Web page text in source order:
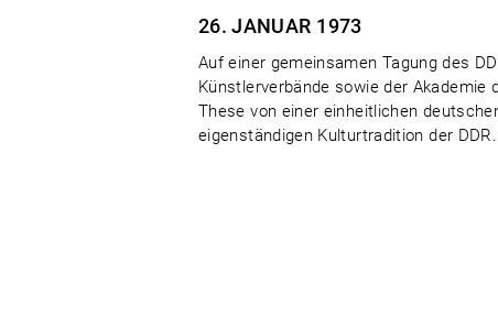
26. JANUAR 1973
Auf einer gemeinsamen Tagung des
Künstlerverbände sowie der Akademie
These von einer einheitlichen
eigenständigen Kulturtradition der DDR.